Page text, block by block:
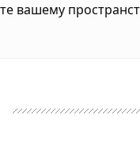
вашему